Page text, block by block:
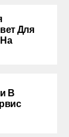
Для
В